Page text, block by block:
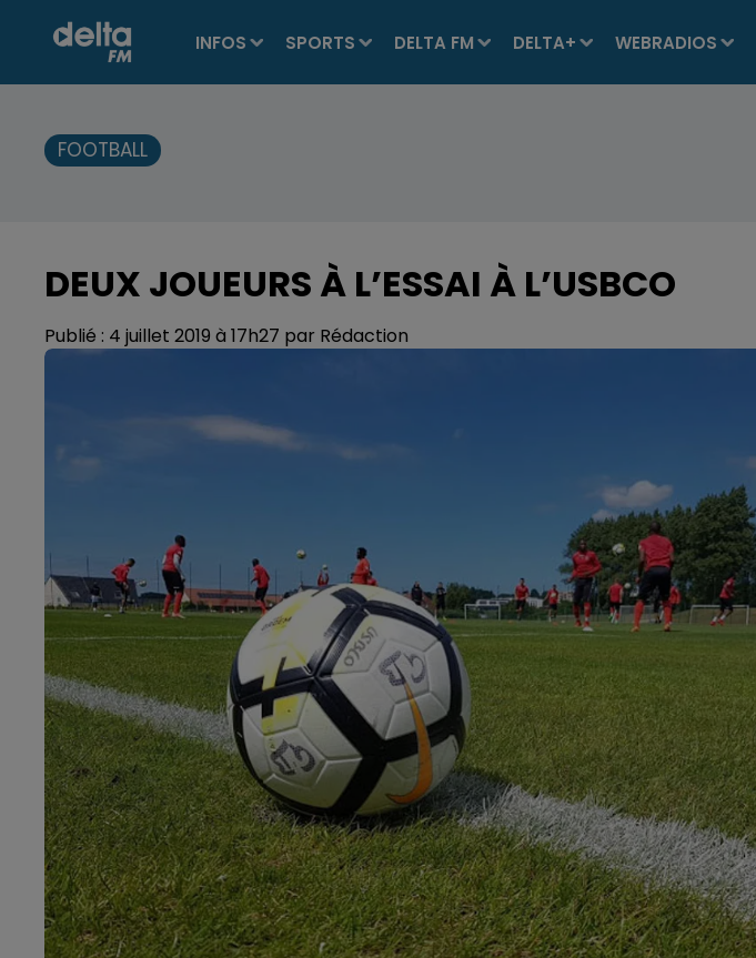
INFOS SPORTS DELTA FM DELTA+ WEBRADIOS
FOOTBALL
DEUX JOUEURS À L’ESSAI À L’USBCO
Publié : 4 juillet 2019 à 17h27 par Rédaction